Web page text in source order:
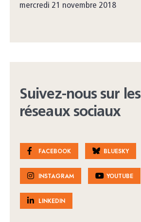
mercredi 21 novembre 2018
Suivez-nous sur les
réseaux sociaux
FACEBOOK BLUESKY
INSTAGRAM YOUTUBE
LINKEDIN